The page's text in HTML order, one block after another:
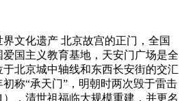
文化遗产 北京故宫的正门，全国
国主义教育基地，天安门广场是全
北京城中轴线和东西长安街的交汇
称“承天门”，明朝时两次毁于雷击
，清世祖福临大规模重建，并更名